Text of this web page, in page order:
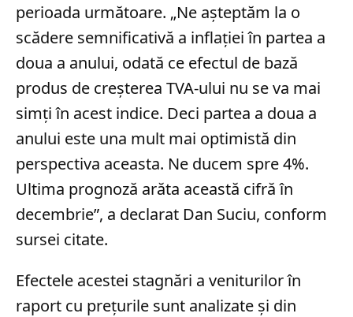
perioada următoare. „Ne așteptăm la o
scădere semnificativă a inflației în partea a
doua a anului, odată ce efectul de bază
produs de creșterea TVA-ului nu se va mai
simți în acest indice. Deci partea a doua a
anului este una mult mai optimistă din
perspectiva aceasta. Ne ducem spre 4%.
Ultima prognoză arăta această cifră în
decembrie”, a declarat Dan Suciu, conform
sursei citate.
Efectele acestei stagnări a veniturilor în
raport cu prețurile sunt analizate și din